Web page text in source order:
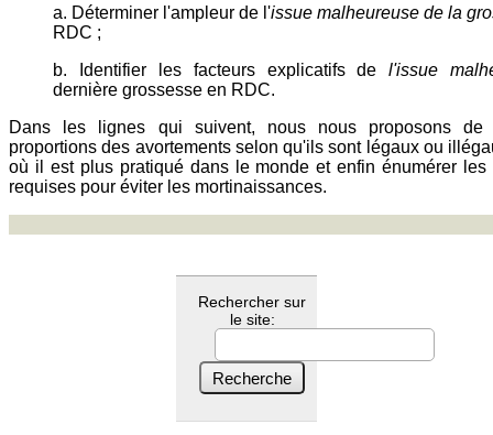
a. Déterminer l'ampleur de l'issue malheureuse de la
RDC ;
b. Identifier les facteurs explicatifs del'issue
dernière grossesse en RDC.
Dans les lignes qui suivent, nous nous proposons de
proportions des avortements selon qu'ils sont légaux ou
où il est plus pratiqué dans le monde et enfin énumérer les
requises pour éviter les mortinaissances.
Rechercher sur
le site: